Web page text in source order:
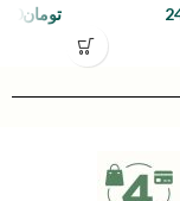
تومان